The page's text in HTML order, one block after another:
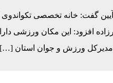
و بغداد برای خدمت به
راهپیمایی اربعین
حیدرزاده افزود: این مکان
مدیرکل ورزش و جوان استان […]